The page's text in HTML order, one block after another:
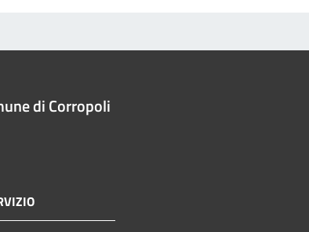
di Corropoli